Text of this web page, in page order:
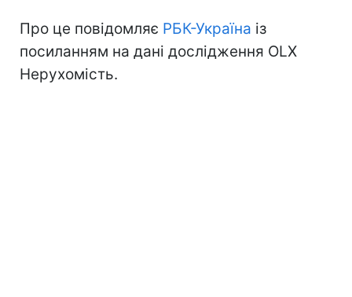
Про це повідомляє РБК-Україна із
посиланням на дані дослідження OLX
Нерухомість.